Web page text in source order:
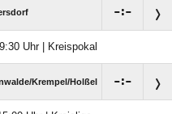
:
Uhr | Kreispokal
​Krempel/​Holßel :